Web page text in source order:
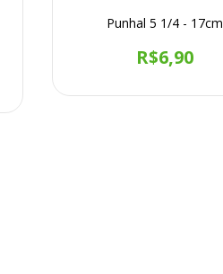
Punhal 5 1/4 - 17cm
R$6,90